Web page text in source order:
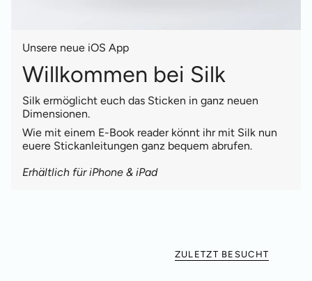
Unsere neue iOS App
Willkommen bei Silk
Silk ermöglicht euch das Sticken in ganz neuen
Dimensionen.
Wie mit einem E-Book reader könnt ihr mit Silk nun
euere Stickanleitungen ganz bequem abrufen.
Erhältlich für iPhone & iPad
ZULETZT BESUCHT